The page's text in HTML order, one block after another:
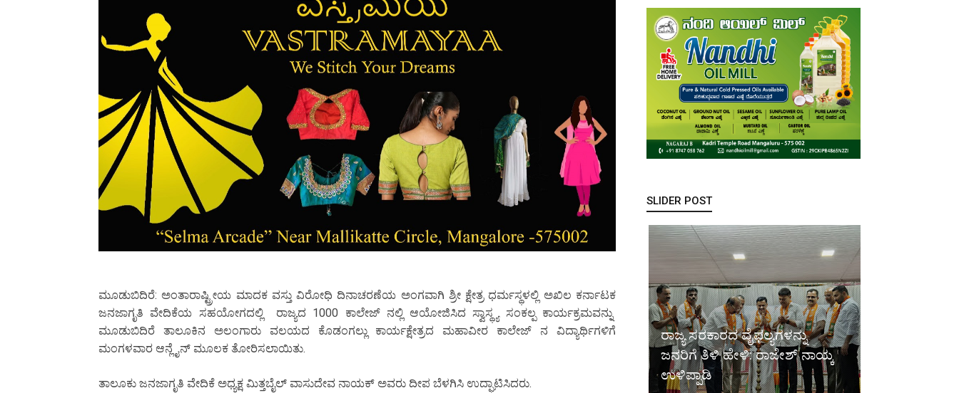
ಮೂಡುಬಿದಿರೆ: ಅಂತಾರಾಷ್ಟ್ರೀಯ ಮಾದಕ ವಸ್ತು ವಿರೋಧಿ ದಿನಾಚರಣೆಯ ಅಂಗವಾಗಿ ಶ್ರೀ ಕ್ಷೇತ್ರ ಧರ್ಮಸ್ಥಳಲ್ಲಿ ಅಖಿಲ ಕರ್ನಾಟಕ
ಜನಜಾಗೃತಿ ವೇದಿಕೆಯ ಸಹಯೋಗದಲ್ಲಿ ರಾಜ್ಯದ 1000 ಕಾಲೇಜ್ ನಲ್ಲಿ ಆಯೋಜಿಸಿದ ಸ್ವಾಸ್ಥ್ಯ ಸಂಕಲ್ಪ ಕಾರ್ಯಕ್ರಮವನ್ನು
ಮೂಡುಬಿದಿರೆ ತಾಲೂಕಿನ ಅಲಂಗಾರು ವಲಯದ ಕೊಡಂಗಲ್ಲು ಕಾರ್ಯಕ್ಷೇತ್ರದ ಮಹಾವೀರ ಕಾಲೇಜ್ ನ ವಿದ್ಯಾರ್ಥಿಗಳಿಗೆ
ಮಂಗಳವಾರ ಆನ್ಲೈನ್ ಮೂಲಕ ತೋರಿಸಲಾಯಿತು.
ತಾಲೂಕು ಜನಜಾಗೃತಿ ವೇದಿಕೆ ಅಧ್ಯಕ್ಷ ಮಿತ್ತಬೈಲ್ ವಾಸುದೇವ ನಾಯಕ್ ಅವರು ದೀಪ ಬೆಳಗಿಸಿ ಉದ್ಘಾಟಿಸಿದರು.
SLIDER POST
ರಾಜ್ಯ ಸರಕಾರದ ವೈಫಲ್ಯಗಳನ್ನು
ಜನರಿಗೆ ತಿಳಿ ಹೇಳಿ: ರಾಜೇಶ್ ನಾಯ್ಕ
ಉಳಿಪ್ಪಾಡಿ
ಹಲವಾರು ಡೆಡ್
ಬಾಡಿಗಳನ್ನು
ಆರೋಗ್ಯ
ಇಲಾಖೆಯ
ವಿವಿಧ
ಇಲಾಖೆಗಳಲ್ಲಿ
ಖಾಲಿ ಇರುವ
ಹುದ್ದೆಗಳ